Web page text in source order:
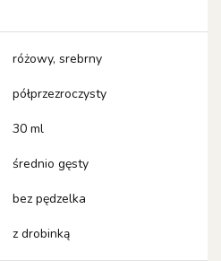
różowy, srebrny
półprzezroczysty
30 ml
średnio gęsty
bez pędzelka
z drobinką